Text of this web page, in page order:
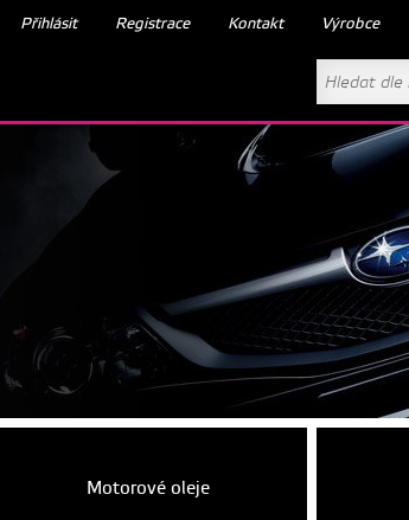
Přihlásit Registrace Kontakt Výrobce
Motorové oleje